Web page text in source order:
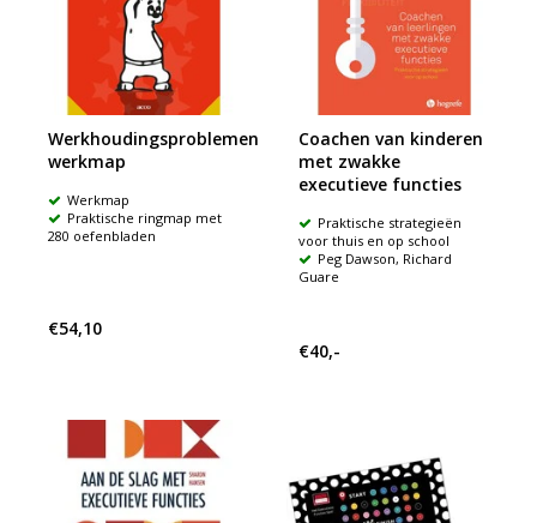
Werkhoudingsproblemen
werkmap
Werkmap
Praktische ringmap met
280 oefenbladen
€54,10
Coachen van kinderen
met zwakke
executieve functies
Praktische strategieën
voor thuis en op school
Peg Dawson, Richard
Guare
€40,-